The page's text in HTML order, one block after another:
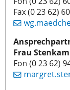
Fax (0 23 62)
Frau
Fon (0 23 62)